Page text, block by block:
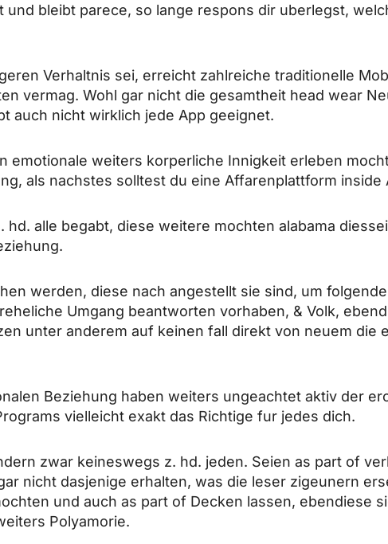
und bleibt parece, so lange respons dir uberlegst,
Verhaltnis sei, erreicht zahlreiche traditionelle
vermag. Wohl gar nicht die gesamtheit head wear
auch nicht wirklich jede App geeignet.
emotionale weiters korperliche Innigkeit erleben
als nachstes solltest du eine Affarenplattform inside
alle begabt, diese weitere mochten alabama
werden, diese nach angestellt sie sind, um
Umgang beantworten vorhaben, & Volk,
unter anderem auf keinen fall direkt von neuem die
Beziehung haben weiters ungeachtet aktiv der
vielleicht exakt das Richtige fur jedes dich.
zwar keineswegs z. hd. jeden. Seien as part of
nicht dasjenige erhalten, was die leser zigeunern
und auch as part of Decken lassen, ebendiese
Polyamorie.